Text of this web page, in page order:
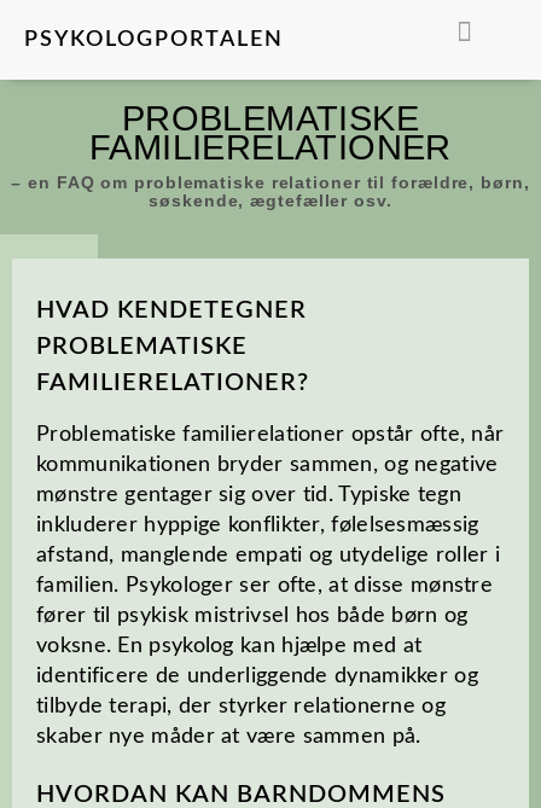
PSYKOLOGPORTALEN
PROBLEMATISKE
FAMILIERELATIONER
– en FAQ om problematiske relationer til forældre, børn,
søskende, ægtefæller osv.
HVAD KENDETEGNER
PROBLEMATISKE
FAMILIERELATIONER?
Problematiske familierelationer opstår ofte, når
kommunikationen bryder sammen, og negative
mønstre gentager sig over tid. Typiske tegn
inkluderer hyppige konflikter, følelsesmæssig
afstand, manglende empati og utydelige roller i
familien. Psykologer ser ofte, at disse mønstre
fører til psykisk mistrivsel hos både børn og
voksne. En psykolog kan hjælpe med at
identificere de underliggende dynamikker og
tilbyde terapi, der styrker relationerne og
skaber nye måder at være sammen på.
HVORDAN KAN BARNDOMMENS